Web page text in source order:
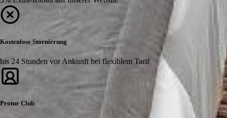
Kostenlose Stornierung
bis 24 Stunden vor Ankunft bei flexiblem Tarif
Protur Club